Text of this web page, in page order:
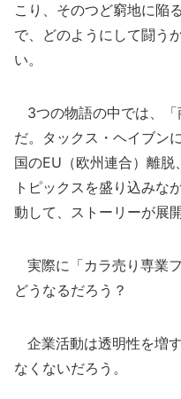
こり、そのつど窮地に陥
で、どのようにして闘う
い。
3つの物語の中では、「
だ。タックス・ヘイブン
国のEU（欧州連合）離
トピックスを盛り込みな
動して、ストーリーが展開
実際に「カラ売り専業
どうなるだろう？
企業活動は透明性を増
なくないだろう。